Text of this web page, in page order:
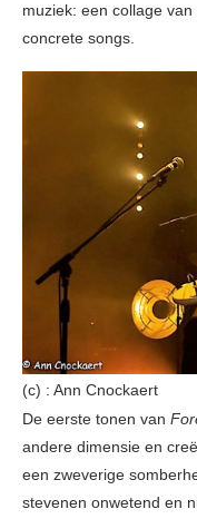
muziek: een collage
concrete songs.
(c) : Ann Cnockaert
De eerste tonen van
andere dimensie en
een zweverige
stevenen onwetend en